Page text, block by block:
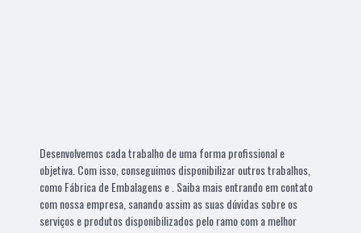
Desenvolvemos cada trabalho de uma forma profissional e
objetiva. Com isso, conseguimos disponibilizar outros trabalhos,
como Fábrica de Embalagens e . Saiba mais entrando em contato
com nossa empresa, sanando assim as suas dúvidas sobre os
serviços e produtos disponibilizados pelo ramo com a melhor